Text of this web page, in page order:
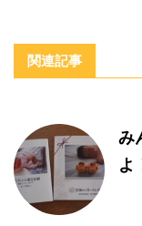
関連記事
み
よ